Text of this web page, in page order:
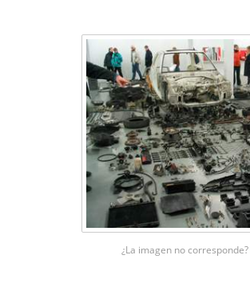
¿La imagen no corresponde?